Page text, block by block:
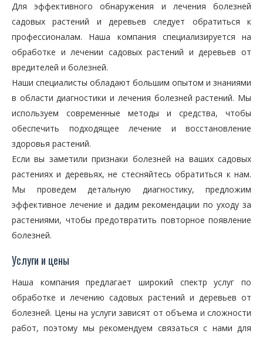
Для эффективного обнаружения и лечения болезней
садовых растений и деревьев следует обратиться к
профессионалам. Наша компания специализируется на
обработке и лечении садовых растений и деревьев от
вредителей и болезней.
Наши специалисты обладают большим опытом и знаниями
в области диагностики и лечения болезней растений. Мы
используем современные методы и средства, чтобы
обеспечить подходящее лечение и восстановление
здоровья растений.
Если вы заметили признаки болезней на ваших садовых
растениях и деревьях, не стесняйтесь обратиться к нам.
Мы проведем детальную диагностику, предложим
эффективное лечение и дадим рекомендации по уходу за
растениями, чтобы предотвратить повторное появление
болезней.
Услуги и цены
Наша компания предлагает широкий спектр услуг по
обработке и лечению садовых растений и деревьев от
болезней. Цены на услуги зависят от объема и сложности
работ, поэтому мы рекомендуем связаться с нами для